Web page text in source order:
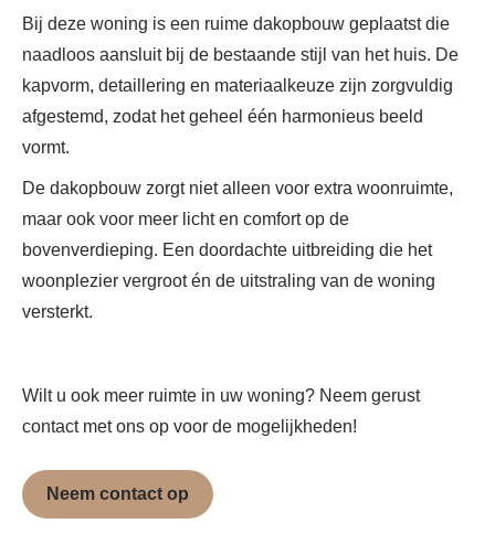
Bij deze woning is een ruime dakopbouw geplaatst die
naadloos aansluit bij de bestaande stijl van het huis. De
kapvorm, detaillering en materiaalkeuze zijn zorgvuldig
afgestemd, zodat het geheel één harmonieus beeld
vormt.
De dakopbouw zorgt niet alleen voor extra woonruimte,
maar ook voor meer licht en comfort op de
bovenverdieping. Een doordachte uitbreiding die het
woonplezier vergroot én de uitstraling van de woning
versterkt.
Wilt u ook meer ruimte in uw woning? Neem gerust
contact met ons op voor de mogelijkheden!
Neem contact op